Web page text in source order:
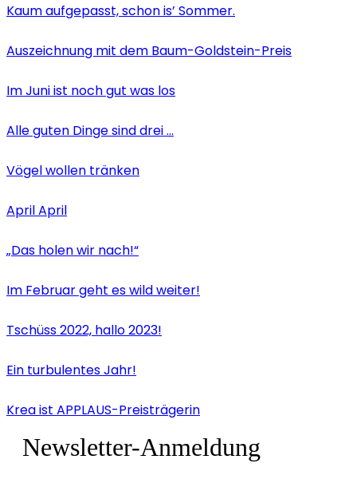
Kaum aufgepasst, schon is’ Sommer.
Auszeichnung mit dem Baum-Goldstein-Preis
Im Juni ist noch gut was los
Alle guten Dinge sind drei …
Vögel wollen tränken
April April
„Das holen wir nach!“
Im Februar geht es wild weiter!
Tschüss 2022, hallo 2023!
Ein turbulentes Jahr!
Krea ist APPLAUS-Preisträgerin
Newsletter-Anmeldung